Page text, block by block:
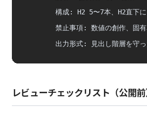
構成: H2 5〜7本、H2直下
禁止事項: 数値の創作、固有
出力形式: 見出し階層を守
レビューチェックリスト（公開前